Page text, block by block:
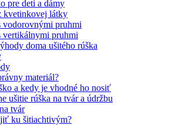
pre deti a dámy
kvetinkovej látky
vodorovnými pruhmi
vertikálnymi pruhmi
doma ušitého rúška
materiál?
a kedy je vhodné ho nosiť
ušitie rúška na tvár a údržbu
tvár
ku šitiachtivým?